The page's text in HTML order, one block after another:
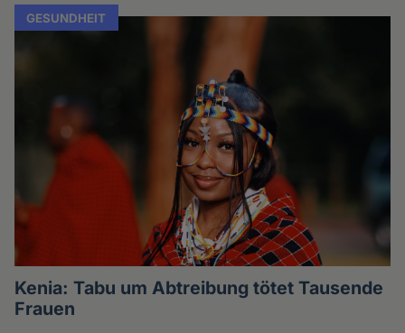
GESUNDHEIT
Kenia: Tabu um Abtreibung tötet Tausende
Frauen